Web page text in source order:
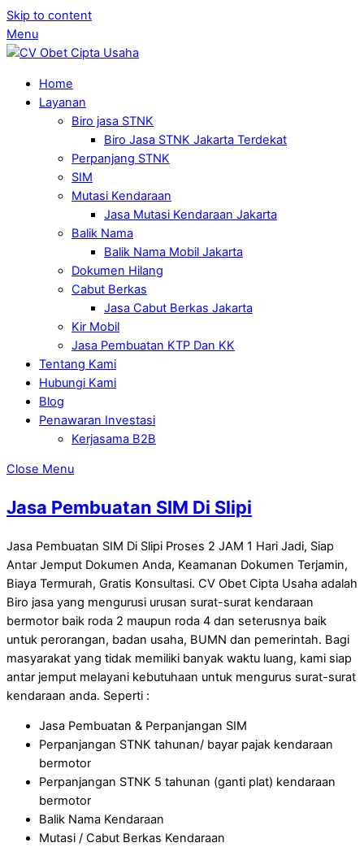
Skip to content
Menu
Home
Layanan
Biro jasa STNK
Biro Jasa STNK Jakarta Terdekat
Perpanjang STNK
SIM
Mutasi Kendaraan
Jasa Mutasi Kendaraan Jakarta
Balik Nama
Balik Nama Mobil Jakarta
Dokumen Hilang
Cabut Berkas
Jasa Cabut Berkas Jakarta
Kir Mobil
Jasa Pembuatan KTP Dan KK
Tentang Kami
Hubungi Kami
Blog
Penawaran Investasi
Kerjasama B2B
Close Menu
Jasa Pembuatan SIM Di Slipi
Jasa Pembuatan SIM Di Slipi Proses 2 JAM 1 Hari Jadi, Siap
Antar Jemput Dokumen Anda, Keamanan Dokumen Terjamin,
Biaya Termurah, Gratis Konsultasi. CV Obet Cipta Usaha adalah
Biro jasa yang mengurusi urusan surat-surat kendaraan
bermotor baik roda 2 maupun roda 4 dan seterusnya baik
untuk perorangan, badan usaha, BUMN dan pemerintah. Bagi
masyarakat yang tidak memiliki banyak waktu luang, kami siap
antar jemput melayani kebutuhaan untuk mengurus surat-surat
kendaraan anda. Seperti :
Jasa Pembuatan & Perpanjangan SIM
Perpanjangan STNK tahunan/ bayar pajak kendaraan
bermotor
Perpanjangan STNK 5 tahunan (ganti plat) kendaraan
bermotor
Balik Nama Kendaraan
Mutasi / Cabut Berkas Kendaraan